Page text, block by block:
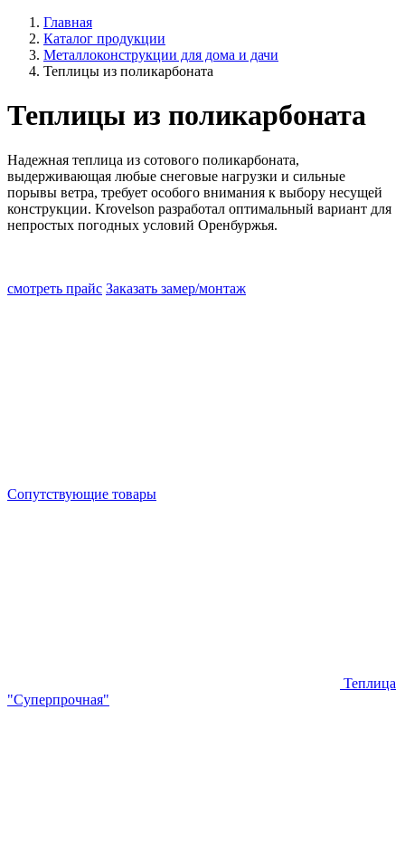
Главная
Каталог продукции
Металлоконструкции для дома и дачи
Теплицы из поликарбоната
Теплицы из поликарбоната
Надежная теплица из сотового поликарбоната,
выдерживающая любые снеговые нагрузки и сильные
порывы ветра, требует особого внимания к выбору несущей
конструкции. Krovelson разработал оптимальный вариант для
непростых погодных условий Оренбуржья.
смотреть прайс Заказать замер/монтаж
Сопутствующие товары
Теплица
"Суперпрочная"